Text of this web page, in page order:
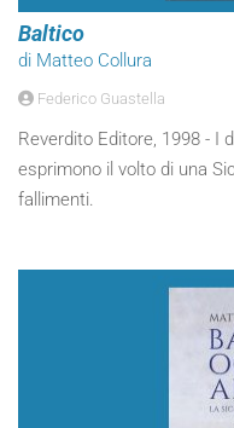
Baltico
di Matteo Collura
Federico Guastella
Reverdito Editore, 1998 - I
esprimono il volto di una
fallimenti.